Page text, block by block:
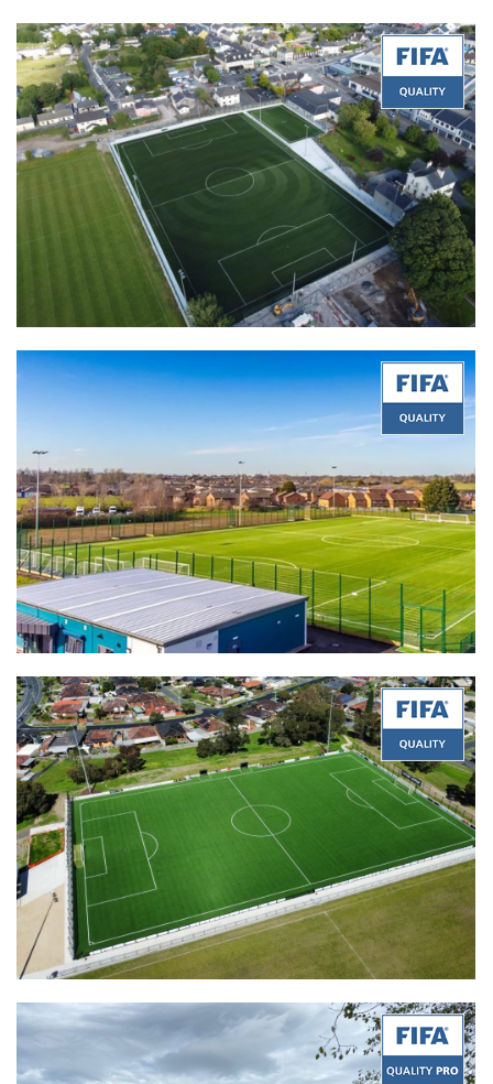
FIFA Quality
Superb 50-A2
11/11/2022
Quality:FIFA Quality
Product:Stemgrass 60-14 PU
Certificate Date: 10/19/2022
Quality: FIFA Quality
Product:
Vmax 50-16
Certificate Date:09/14/2022